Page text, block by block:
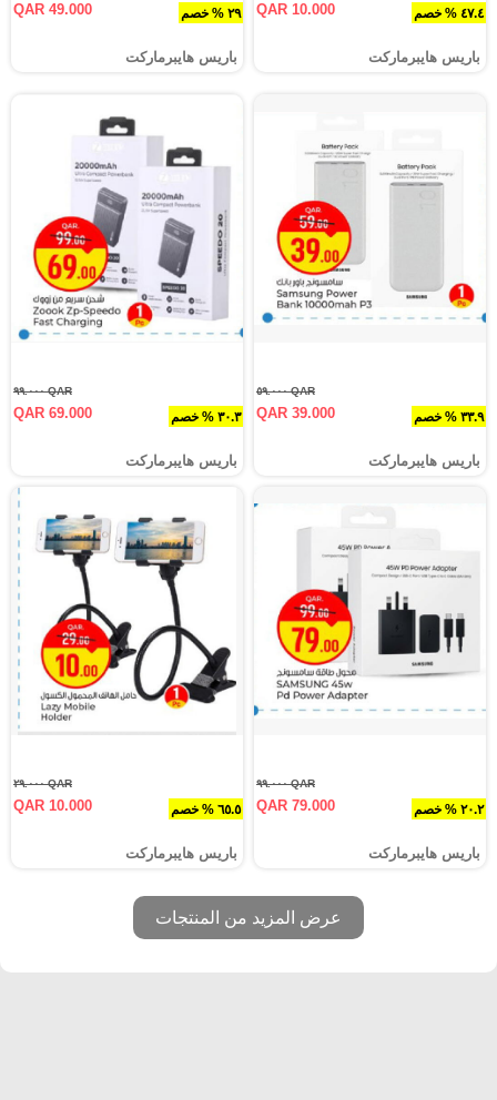
٤٧.٤ % خصم QAR 10.000
باريس هايبرماركت
٢٩ % خصم QAR 49.000
باريس هايبرماركت
٣٣.٩ % خصم
QAR ٥٩.٠٠٠
QAR 39.000
باريس هايبرماركت
٣٠.٣ % خصم
QAR ٩٩.٠٠٠
QAR 69.000
باريس هايبرماركت
٢٠.٢ % خصم
QAR ٩٩.٠٠٠
QAR 79.000
باريس هايبرماركت
٦٥.٥ % خصم
QAR ٢٩.٠٠٠
QAR 10.000
باريس هايبرماركت
عرض المزيد من المنتجات